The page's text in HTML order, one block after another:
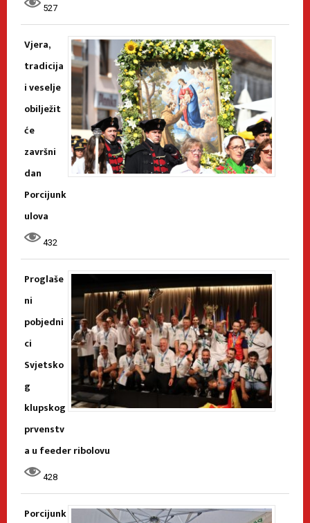
527
Vjera,
tradicija
i veselje
obilježit
će
završni
dan
Porcijunk
ulova
432
Proglaše
ni
pobjedni
ci
Svjetsko
g
klupskog
prvenstv
a u feeder ribolovu
428
Porcijunk